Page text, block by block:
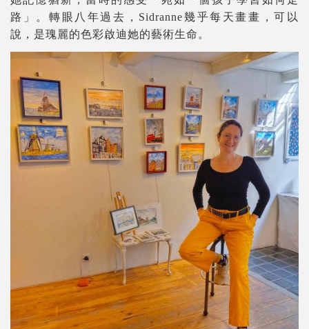
路」。轉眼八年過去，Sidranne幾乎每天畫畫，可以
說，是瑰麗的色彩啟迪她的藝術生命。